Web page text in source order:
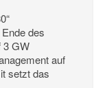
des
3 GW
auf
setzt das